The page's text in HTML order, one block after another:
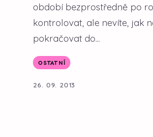
období bezprostředně po
kontrolovat, ale nevíte, jak
pokračovat do...
OSTATNÍ
26. 09. 2013